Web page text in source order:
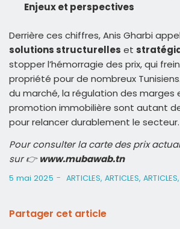
Enjeux et perspectives
Derrière ces chiffres, Anis Gharbi
solutions structurelles et
stopper l’hémorragie des prix, qui
propriété pour de nombreux
du marché, la régulation des marges
promotion immobilière sont autant
pour relancer durablement le secteur.
Pour consulter la carte des prix
sur 👉 www.mubawab.tn
5 mai 2025 - ARTICLES, ARTICLES, ARTICLES,
Partager cet article